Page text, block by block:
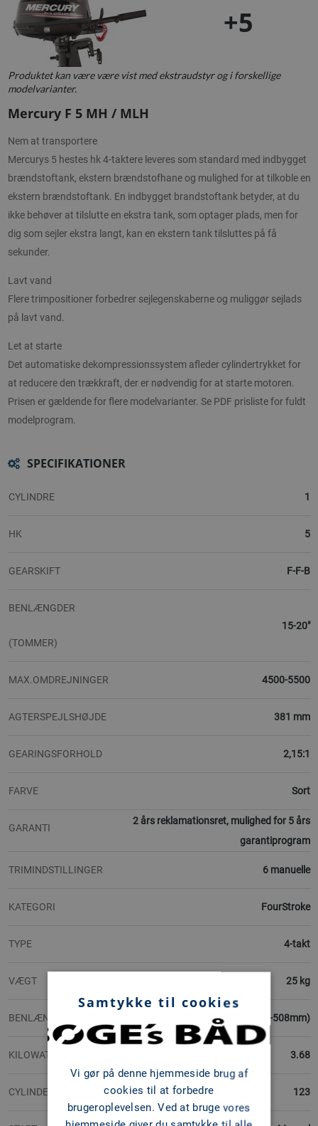
+5
Produktet kan være være vist med ekstraudstyr og i forskellige
modelvarianter.
Mercury F 5 MH / MLH
Nem at transportere
Mercurys 5 hestes hk 4-taktere leveres som standard med indbygget
brændstoftank, ekstern brændstofhane og mulighed for at tilkoble en
ekstern brændstoftank. En indbygget brandstoftank betyder, at du
ikke behøver at tilslutte en ekstra tank, som optager plads, men for
dig som sejler ekstra langt, kan en ekstern tank tilsluttes på få
sekunder.
Lavt vand
Flere trimpositioner forbedrer sejlegenskaberne og muliggør sejlads
på lavt vand.
Let at starte
Det automatiske dekompressionssystem afleder cylindertrykket for
at reducere den trækkraft, der er nødvendig for at starte motoren.
Prisen er gældende for flere modelvarianter. Se PDF prisliste for fuldt
modelprogram.
SPECIFIKATIONER
CYLINDRE 1
HK 5
GEARSKIFT F-F-B
BENLÆNGDER
(TOMMER)
15-20"
MAX.OMDREJNINGER 4500-5500
AGTERSPEJLSHØJDE 381 mm
GEARINGSFORHOLD 2,15:1
FARVE Sort
GARANTI
2 års reklamationsret, mulighed for 5 års
garantiprogram
TRIMINDSTILLINGER 6 manuelle
KATEGORI FourStroke
TYPE 4-takt
VÆGT 25 kg
BENLÆNGDER TILGÆNGELIGE S-L (381-508mm)
KILOWATT 3.68
CYLINDERVOLUMEN 123
Samtykke til cookies
Vi gør på denne hjemmeside brug af
cookies til at forbedre
brugeroplevelsen. Ved at bruge vores